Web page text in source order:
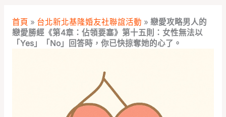
首頁 » 台北新北基隆婚友社聯誼活動 » 戀愛攻略男人的
戀愛勝經《第4章：佔領要塞》第十五則：女性無法以
「Yes」「No」回答時，你已快掠奪她的心了。